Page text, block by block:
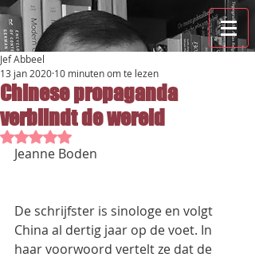
Chinese propaganda
verblindt de wereld
Jef Abbeel
13 jan 2020 10 minuten om te lezen
Beoordeeld met NaN uit 5 sterren.
Jeanne Boden
De schrijfster is sinologe en volgt
China al dertig jaar op de voet. In
haar voorwoord vertelt ze dat de